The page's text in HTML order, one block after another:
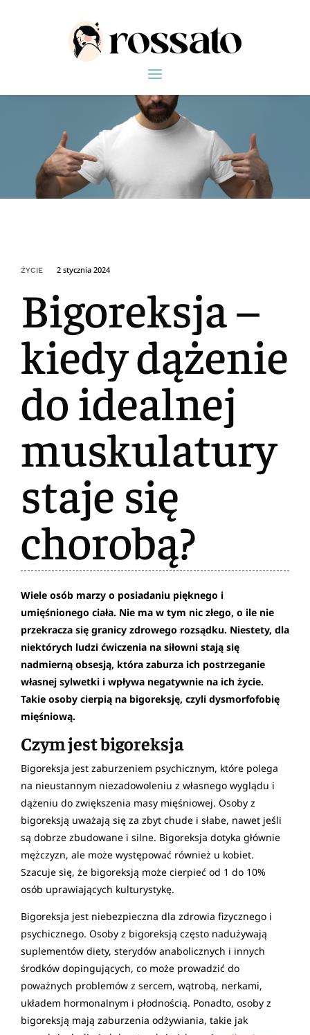
ŻYCIE 2 stycznia 2024
Bigoreksja –
kiedy dążenie
do idealnej
muskulatury
staje się
chorobą?
Wiele osób marzy o posiadaniu pięknego i
umięśnionego ciała. Nie ma w tym nic złego, o ile nie
przekracza się granicy zdrowego rozsądku. Niestety, dla
niektórych ludzi ćwiczenia na siłowni stają się
nadmierną obsesją, która zaburza ich postrzeganie
własnej sylwetki i wpływa negatywnie na ich życie.
Takie osoby cierpią na bigoreksję, czyli dysmorfofobię
mięśniową.
Czym jest bigoreksja
Bigoreksja jest zaburzeniem psychicznym, które polega
na nieustannym niezadowoleniu z własnego wyglądu i
dążeniu do zwiększenia masy mięśniowej. Osoby z
bigoreksją uważają się za zbyt chude i słabe, nawet jeśli
są dobrze zbudowane i silne. Bigoreksja dotyka głównie
mężczyzn, ale może występować również u kobiet.
Szacuje się, że bigoreksją może cierpieć od 1 do 10%
osób uprawiających kulturystykę.
Bigoreksja jest niebezpieczna dla zdrowia fizycznego i
psychicznego. Osoby z bigoreksją często nadużywają
suplementów diety, sterydów anabolicznych i innych
środków dopingujących, co może prowadzić do
poważnych problemów z sercem, wątrobą, nerkami,
układem hormonalnym i płodnością. Ponadto, osoby z
bigoreksją mają zaburzenia odżywiania, takie jak